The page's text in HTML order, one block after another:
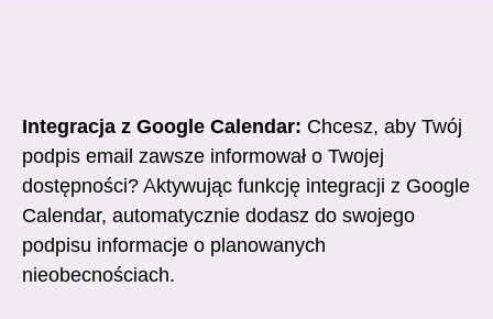
Integracja z Google Calendar: Chcesz, aby Twój
podpis email zawsze informował o Twojej
dostępności? Aktywując funkcję integracji z Google
Calendar, automatycznie dodasz do swojego
podpisu informacje o planowanych
nieobecnościach.